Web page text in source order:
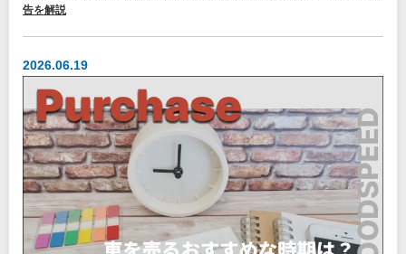
告を解説
2026.06.19